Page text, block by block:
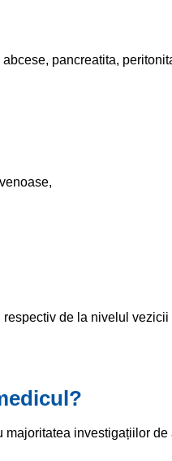
pancreatita,
de la nivelul
investigațiilor